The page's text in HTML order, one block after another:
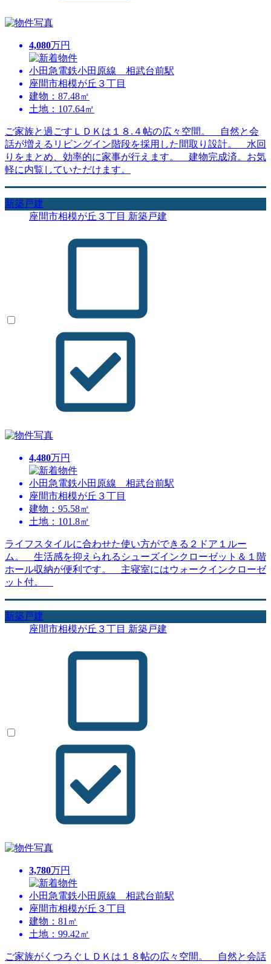
4,080万円
小田急電鉄小田原線 相武台前駅
座間市相模が丘３丁目
建物：87.48㎡
土地：107.64㎡
ご家族と過ごすＬＤＫは１８.４帖の広々空間。 自然と会
話が増えるリビングイン階段を採用した間取り設計。 水回
りをまとめ、効率的に家事が行えます。 建物完成済。お気
軽に内覧していただけます。
新築戸建
座間市相模が丘３丁目 新築戸建
4,480万円
小田急電鉄小田原線 相武台前駅
座間市相模が丘３丁目
建物：95.58㎡
土地：101.8㎡
ライフスタイルに合わせた使い方ができる２ドア１ルー
ム。 生活感を抑えられるシューズインクローゼット＆１階
ホール収納が便利です。 主寝室にはウォークインクローゼ
ット付。
新築戸建
座間市相模が丘３丁目 新築戸建
3,780万円
小田急電鉄小田原線 相武台前駅
座間市相模が丘３丁目
建物：81㎡
土地：99.42㎡
ご家族がくつろぐＬＤＫは１８帖の広々空間。 自然と会話